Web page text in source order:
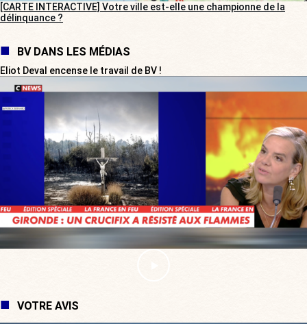
[CARTE INTERACTIVE] Votre ville est-elle une championne de la
délinquance ?
BV DANS LES MÉDIAS
Eliot Deval encense le travail de BV !
VOTRE AVIS